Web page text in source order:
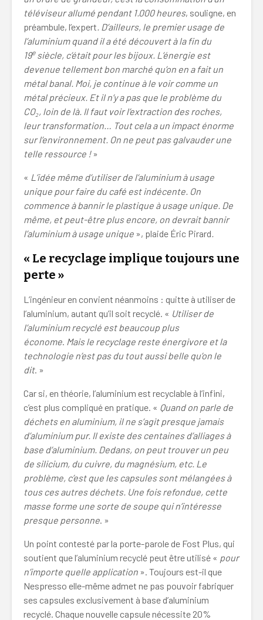
téléviseur allumé pendant 1.000 heures, souligne, en
préambule, l’expert. D’ailleurs, le premier usage de
l’aluminium quand il a été découvert à la fin du
19esiècle, c’était pour les bijoux. L’énergie est
devenue tellement bon marché qu’on en a fait un
métal banal. Moi, je continue à le voir comme un
métal précieux. Et il n’y a pas que le problème du
CO₂, loin de là. Il faut voir l’extraction des roches,
leur transformation… Tout cela a un impact énorme
sur l’environnement. On ne peut pas galvauder une
telle ressource !»
« L’idée même d’utiliser de l’aluminium à usage
unique pour faire du café est indécente. On
commence à bannir le plastique à usage unique. De
même, et peut-être plus encore, on devrait bannir
l’aluminium à usage unique », plaide Éric Pirard.
« Le recyclage implique toujours une
perte »
L’ingénieur en convient néanmoins : quitte à utiliser de
l’aluminium, autant qu’il soit recyclé. « Utiliser de
l’aluminium recyclé est beaucoup plus
économe. Mais le recyclage reste énergivore et la
technologie n’est pas du tout aussi belle qu’on le
dit. »
Car si, en théorie, l’aluminium est recyclable à l’infini,
c’est plus compliqué en pratique. « Quand on parle de
déchets en aluminium, il ne s’agit presque jamais
d’aluminium pur. Il existe des centaines d’alliages à
base d’aluminium. Dedans, on peut trouver un peu
de silicium, du cuivre, du magnésium, etc. Le
problème, c’est que les capsules sont mélangées à
tous ces autres déchets. Une fois refondue, cette
masse forme une sorte de soupe qui n’intéresse
presque personne. »
Un point contesté par la porte-parole de Fost Plus, qui
soutient que l’aluminium recyclé peut être utilisé « pour
n’importe quelle application ». Toujours est-il que
Nespresso elle-même admet ne pas pouvoir fabriquer
ses capsules exclusivement à base d’aluminium
recyclé. Chaque nouvelle capsule nécessite 20%